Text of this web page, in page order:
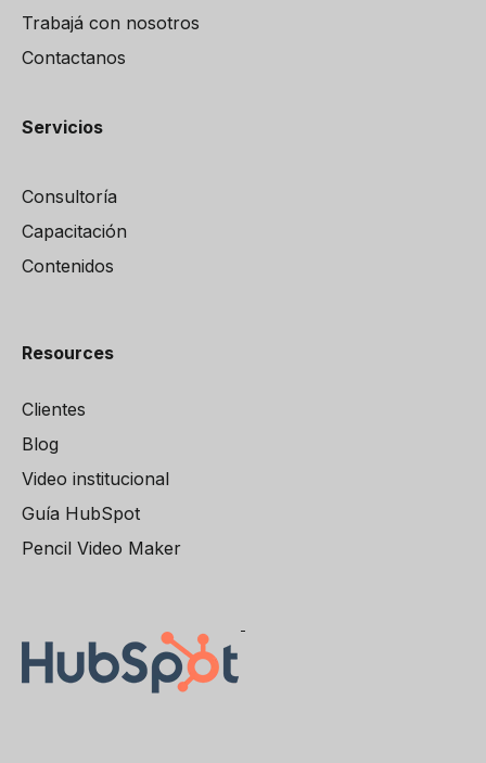
Trabajá con nosotros
Contactanos
Servicios
Consultoría
Capacitación
Contenidos
Resources
Clientes
Blog
Video institucional
Guía HubSpot
Pencil Video Maker